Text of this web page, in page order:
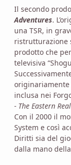
Il secondo
Adventures.
una TSR, in
ristrutturazione
prodotto che
televisiva
inclusa nei
- The Eastern
Con il 2000 il
System e così
Diritti sia del
dalla mano